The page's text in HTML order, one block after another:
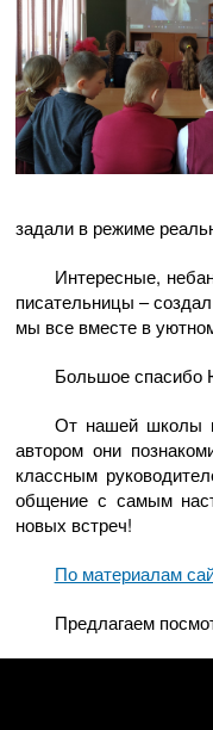
задали в режиме
Интересные,
писательницы –
мы все вместе в
Большое спасибо
От нашей школы в
автором они
классным
общение с самым
новых встреч!
По материалам
Предлагаем